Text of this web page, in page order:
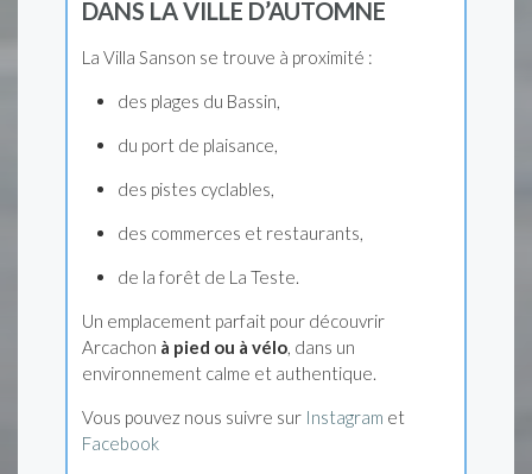
DANS LA VILLE D’AUTOMNE
La Villa Sanson se trouve à proximité :
des plages du Bassin,
du port de plaisance,
des pistes cyclables,
des commerces et restaurants,
de la forêt de La Teste.
Un emplacement parfait pour découvrir
Arcachon à pied ou à vélo, dans un
environnement calme et authentique.
Vous pouvez nous suivre sur Instagram et
Facebook